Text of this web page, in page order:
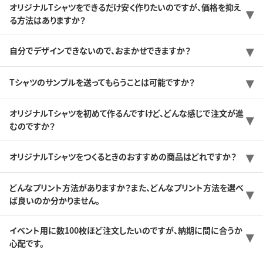
オリジナルTシャツをできるだけ安く作りたいのですが、価格を抑え
る方法はありますか？
自分でデザインできないので、おまかせできますか？
Tシャツのサンプルを送ってもらうことは可能ですか？
オリジナルTシャツを初めて作るんですけど、どんな感じで注文が進
むのですか？
オリジナルTシャツをつくるときのおすすめの商品はどれですか？
どんなプリント方法がありますか？また、どんなプリント方法を選べ
ば良いのか分かりません。
イベント用に数100枚ほど注文したいのですが、納期に間に合うか
心配です。